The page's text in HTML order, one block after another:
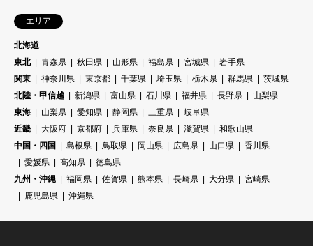
エリア
北海道
東北
青森県 秋田県 山形県 福島県 宮城県
岩手県
関東
神奈川県 東京都 千葉県 埼玉県 栃木県 群馬県
茨城県
北陸・甲信越
新潟県 富山県 石川県 福井県 長野県
山梨県
東海
山梨県 愛知県 静岡県 三重県
岐阜県
近畿
大阪府 京都府 兵庫県 奈良県 滋賀県
和歌山県
中国・四国
島根県 鳥取県 岡山県 広島県 山口県
香川県
愛媛県
高知県
徳島県
九州・沖縄
福岡県 佐賀県 熊本県 長崎県 大分県
宮崎県
鹿児島県
沖縄県